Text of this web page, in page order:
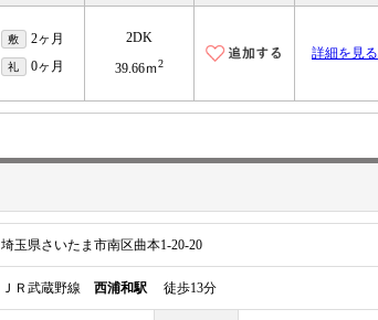
敷 2ヶ月
礼 0ヶ月
2DK
39.66ｍ2
詳細を見る
埼玉県さいたま市南区曲本1-20-20
ＪＲ武蔵野線 西浦和駅 徒歩13分